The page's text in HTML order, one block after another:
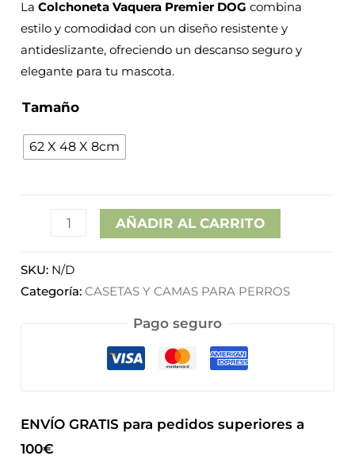
LaColchoneta Vaquera Premier DOG combina
estilo y comodidad con un diseño resistente y
antideslizante, ofreciendo un descanso seguro y
elegante para tu mascota.
Tamaño
62 X 48 X 8cm
AÑADIR AL CARRITO
SKU: N/D
Categoría:CASETAS Y CAMAS PARA PERROS
Pago seguro
ENVÍO GRATIS para pedidos superiores a
100€